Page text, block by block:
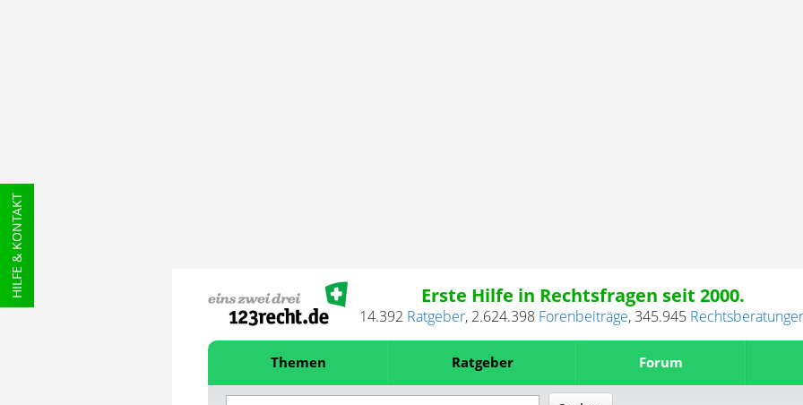
HILFE & KONTAKT Erste Hilfe in Rechtsfragen seit 2000.
14.392 Ratgeber, 2.624.398 Forenbeiträge,345.945
Themen Ratgeber Forum